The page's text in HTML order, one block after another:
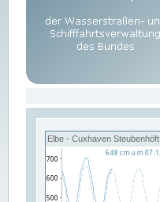
Elbe - Cuxhaven Steubenhöft